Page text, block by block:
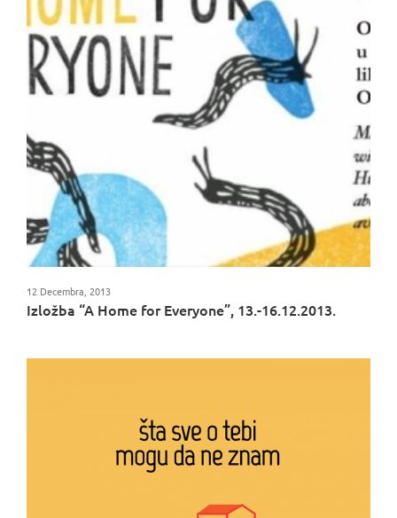
Izložba “A Home for Everyone”, 13.-16.12.2013.
12 Decembra, 2013